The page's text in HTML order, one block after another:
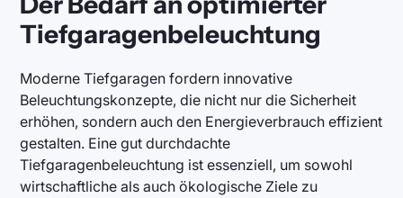
Tiefgaragenbeleuchtung
Moderne Tiefgaragen fordern innovative
Beleuchtungskonzepte, die nicht nur die Sicherheit
erhöhen, sondern auch den Energieverbrauch effizient
gestalten. Eine gut durchdachte
Tiefgaragenbeleuchtung ist essenziell, um sowohl
wirtschaftliche als auch ökologische Ziele zu